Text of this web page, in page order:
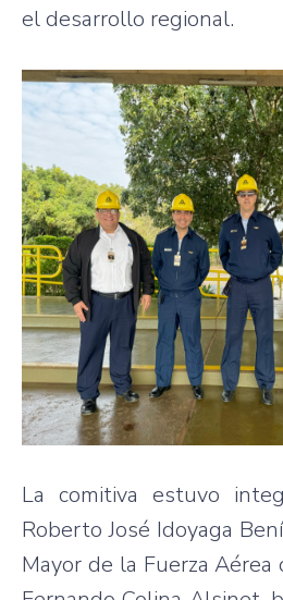
el desarrollo regional.
La comitiva estuvo
Roberto José Idoyaga
Mayor de la Fuerza Aérea